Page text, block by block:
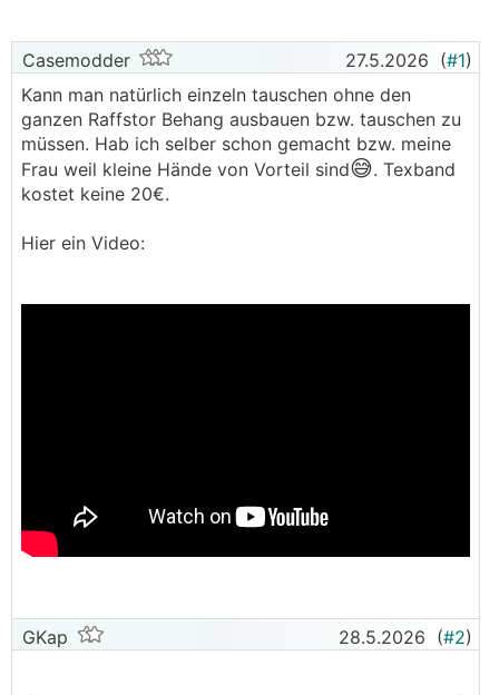
Casemodder 27.5.2026 (#1)
Kann man natürlich einzeln tauschen ohne den
ganzen Raffstor Behang ausbauen bzw. tauschen zu
müssen. Hab ich selber schon gemacht bzw. meine
Frau weil kleine Hände von Vorteil sind😅. Texband
kostet keine 20€.
Hier ein Video:
GKap 28.5.2026 (#2)